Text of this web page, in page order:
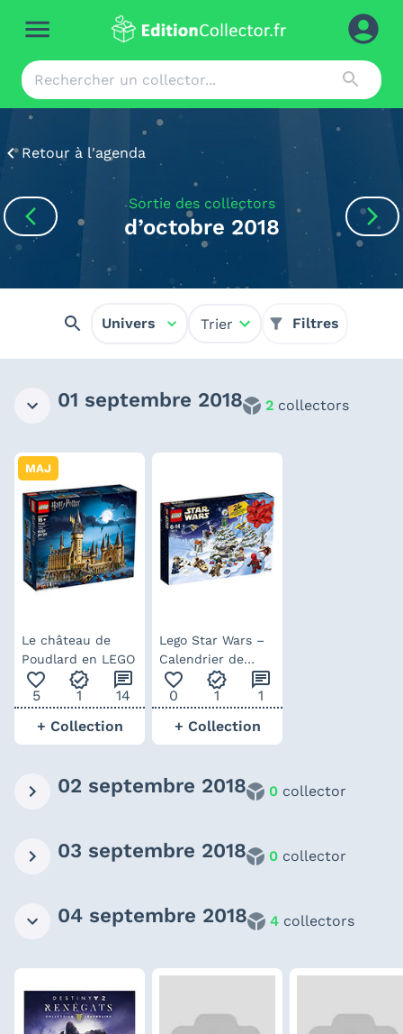
Retour à l'agenda
Sortie des collectors
d’octobre 2018
Univers Trier Filtres
01 septembre 2018 2 collectors
MAJ
Le château de
Poudlard en LEGO
favorite_outline
5
verified
1
chat
14
+ Collection
Lego Star Wars –
Calendrier de
l’Avent 2018
favorite_outline
0
verified
1
chat
1
+ Collection
02 septembre 2018 0 collector
03 septembre 2018 0 collector
04 septembre 2018 4 collectors